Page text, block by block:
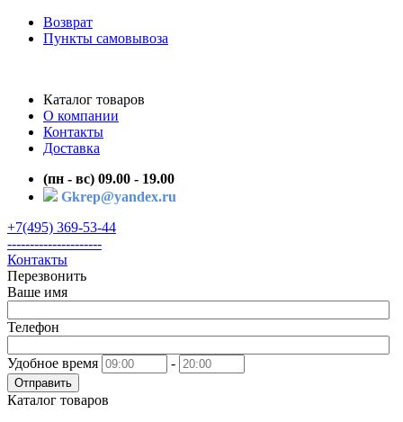
Возврат
Пункты самовывоза
Каталог товаров
О компании
Контакты
Доставка
(пн - вс) 09.00 - 19.00
Gkrep@yandex.ru
+7(495) 369-53-44
---------------------
Контакты
Перезвонить
Ваше имя
Телефон
Удобное время -
Отправить
Каталог товаров